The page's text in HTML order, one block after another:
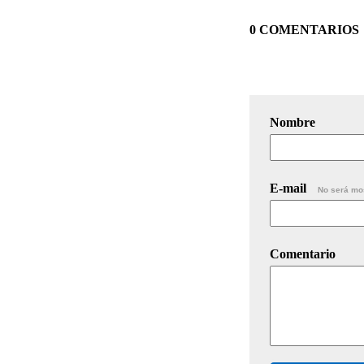
0 COMENTARIOS
Nombre
E-mail No será
Comentario